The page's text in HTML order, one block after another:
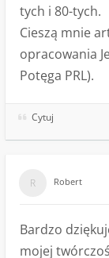
tych i 80-tych.
Cieszą mnie
opracowania
Potęga PRL).
Cytuj
Robert
Bardzo
mojej